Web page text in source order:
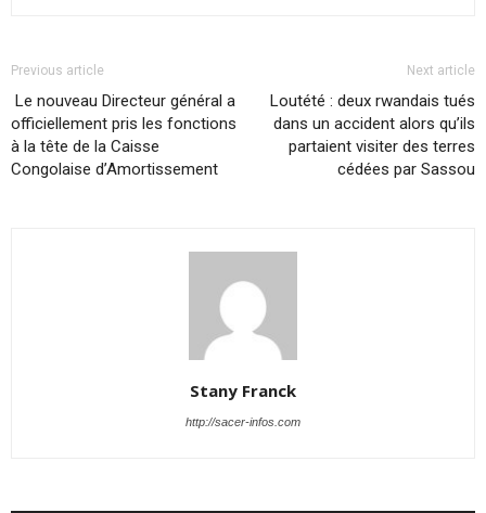
Previous article
Le nouveau Directeur général a
officiellement pris les fonctions
à la tête de la Caisse
Congolaise d’Amortissement
Next article
Loutété : deux rwandais tués
dans un accident alors qu’ils
partaient visiter des terres
cédées par Sassou
Stany Franck
http://sacer-infos.com